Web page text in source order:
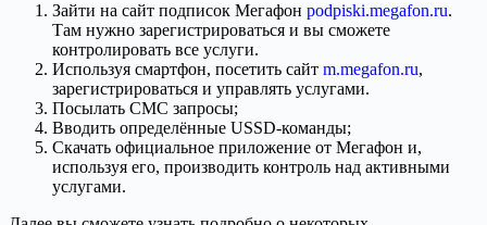
Зайти на сайт подписок Мегафон podpiski.megafon.ru.
Там нужно зарегистрироваться и вы сможете
контролировать все услуги.
Используя смартфон, посетить сайт m.megafon.ru,
зарегистрироваться и управлять услугами.
Посылать СМС запросы;
Вводить определённые USSD-команды;
Скачать официальное приложение от Мегафон и,
используя его, производить контроль над активными
услугами.